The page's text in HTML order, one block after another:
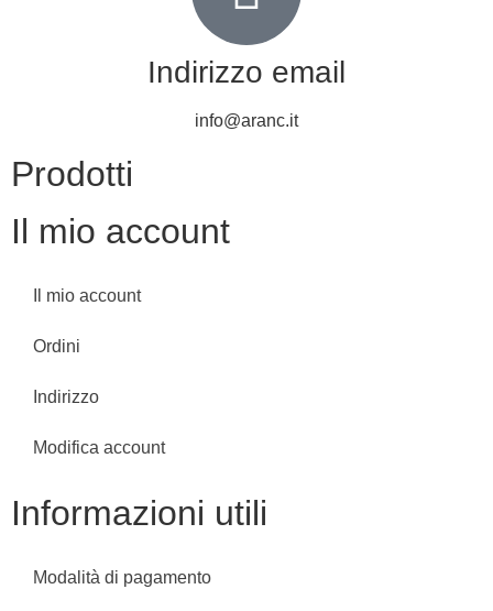
Indirizzo email
info@aranc.it
Prodotti
Il mio account
Il mio account
Ordini
Indirizzo
Modifica account
Informazioni utili
Modalità di pagamento